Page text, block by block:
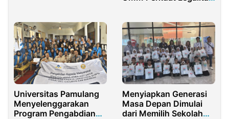
Universitas Pamulang
Menyelenggarakan
Program Pengabdian
Menyiapkan Generasi
Masa Depan Dimulai
dari Memilih Sekolah